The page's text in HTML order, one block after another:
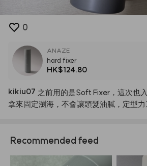
0
ANAZE
hard fixer
HK$124.80
kikiu07 之前用的是Soft Fixer，這次也
拿來固定瀏海，不會讓頭髮油膩，定型力
Recommended feed